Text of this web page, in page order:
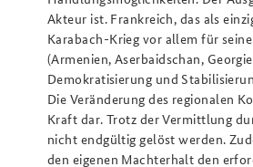
Akteur ist. Frankreich, das als
Karabach-Krieg vor allem für
(Armenien, Aserbaidschan,
Demokratisierung und
Die Veränderung des regionalen
Kraft dar. Trotz der Vermittlung
nicht endgültig gelöst werden.
den eigenen Machterhalt den